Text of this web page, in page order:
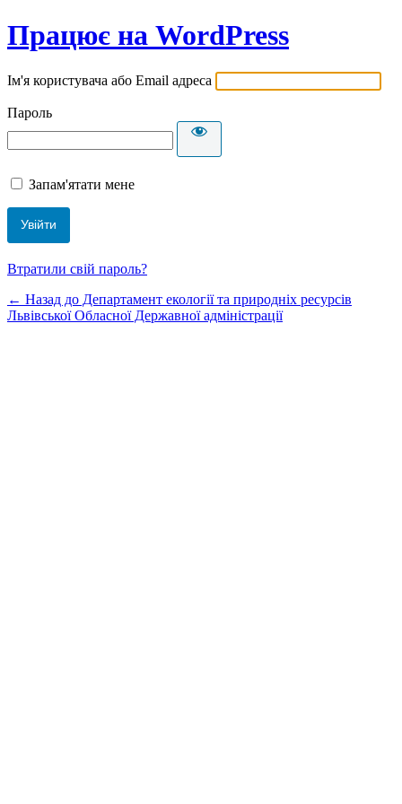
Працює на WordPress
Ім'я користувача або Email адреса
Пароль
Запам'ятати мене
Втратили свій пароль?
← Назад до Департамент екології та природніх ресурсів
Львівської Обласної Державної адміністрації